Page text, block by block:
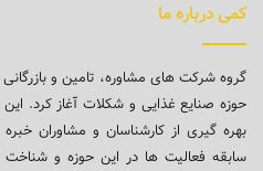
کمی درباره ما
حوزه صنایع غذایی و شکلات آغاز کرد.
بهره گیری از کارشناسان و مشاوران
سابقه فعالیت ها در این حوزه و